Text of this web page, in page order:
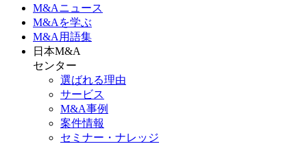
M&Aニュース
M&Aを学ぶ
M&A 用語集
日本M&A
センター
選ばれる理由
サービス
M&A事例
案件情報
セミナー・ナレッジ